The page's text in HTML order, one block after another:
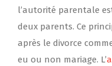
l’autorité parentale
deux parents. Ce
après le divorce
eu ou non mariage. L’